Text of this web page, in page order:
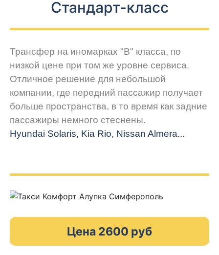
Стандарт-класс
Трансфер на иномарках "В" класса, по
низкой цене при том же уровне сервиса.
Отличное решение для небольшой
компании, где передний пассажир получает
больше пространства, в то время как задние
пассажиры немного стеснены.
Hyundai Solaris, Kia Rio, Nissan Almera...
Цена 2600 руб